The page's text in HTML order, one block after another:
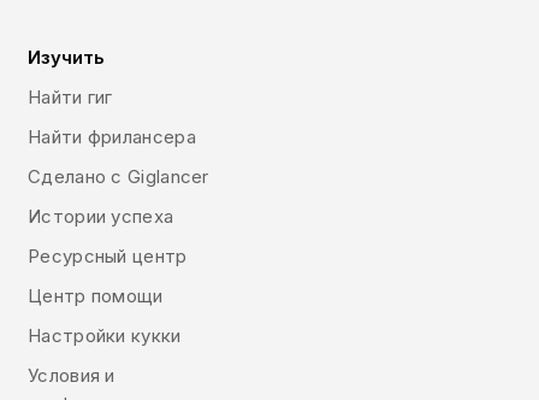
Изучить
Найти гиг
Найти фрилансера
Сделано с Giglancer
Истории успеха
Ресурсный центр
Центр помощи
Настройки кукки
Условия и